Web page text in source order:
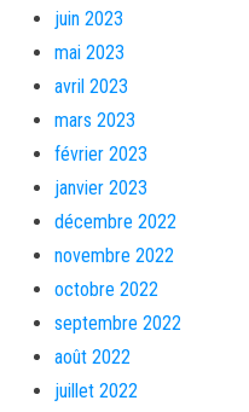
juin 2023
mai 2023
avril 2023
mars 2023
février 2023
janvier 2023
décembre 2022
novembre 2022
octobre 2022
septembre 2022
août 2022
juillet 2022